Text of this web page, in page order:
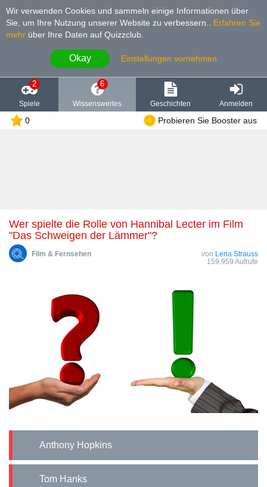
Wir verwenden Cookies und sammeln einige Informationen über
Sie, um Ihre Nutzung unserer Website zu verbessern.
Erfahren Sie
mehr über Ihre Daten auf Quizzclub.
Okay Einstellungen vornehmen
2
Spiele
6
Wissenswertes Geschichten Anmelden
0 Probieren Sie Booster aus
Wer spielte die Rolle von Hannibal Lecter im Film
"Das Schweigen der Lämmer"?
Film & Fernsehen von Lena Strauss
159.959 Aufrufe
Anthony Hopkins
Tom Hanks